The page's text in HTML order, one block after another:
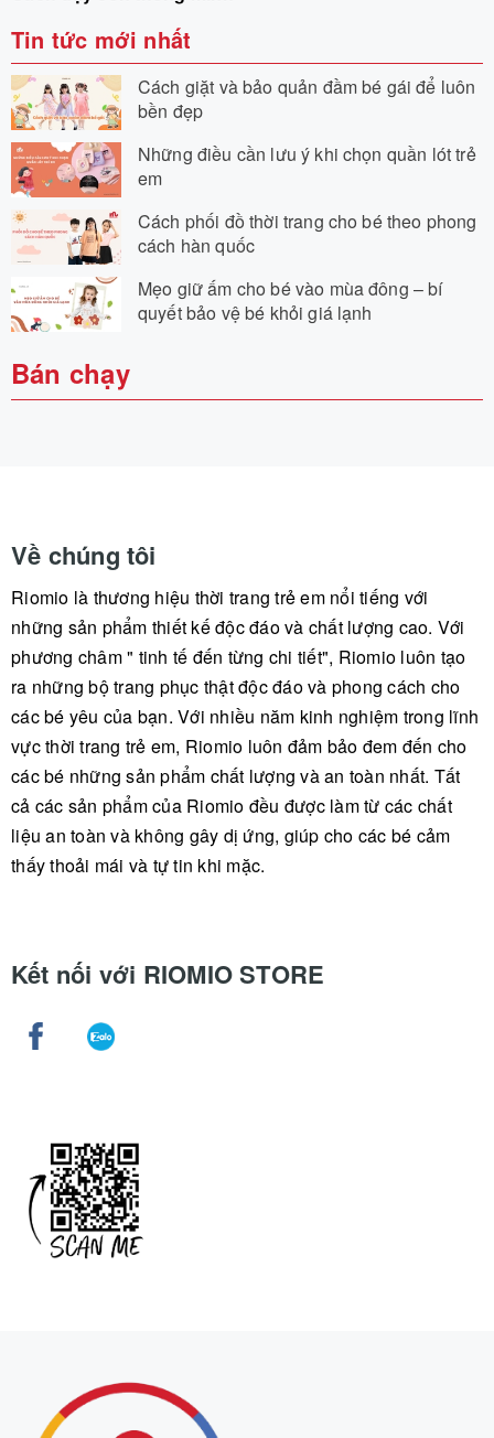
Tin tức mới nhất
Cách giặt và bảo quản đầm bé gái để luôn
bền đẹp
Những điều cần lưu ý khi chọn quần lót trẻ
em
Cách phối đồ thời trang cho bé theo phong
cách hàn quốc
Mẹo giữ ấm cho bé vào mùa đông – bí
quyết bảo vệ bé khỏi giá lạnh
Bán chạy
Về chúng tôi
Riomio là thương hiệu thời trang trẻ em nổi tiếng với
những sản phẩm thiết kế độc đáo và chất lượng cao. Với
phương châm " tinh tế đến từng chi tiết", Riomio luôn tạo
ra những bộ trang phục thật độc đáo và phong cách cho
các bé yêu của bạn. Với nhiều năm kinh nghiệm trong lĩnh
vực thời trang trẻ em, Riomio luôn đảm bảo đem đến cho
các bé những sản phẩm chất lượng và an toàn nhất. Tất
cả các sản phẩm của Riomio đều được làm từ các chất
liệu an toàn và không gây dị ứng, giúp cho các bé cảm
thấy thoải mái và tự tin khi mặc.
Kết nối với RIOMIO STORE